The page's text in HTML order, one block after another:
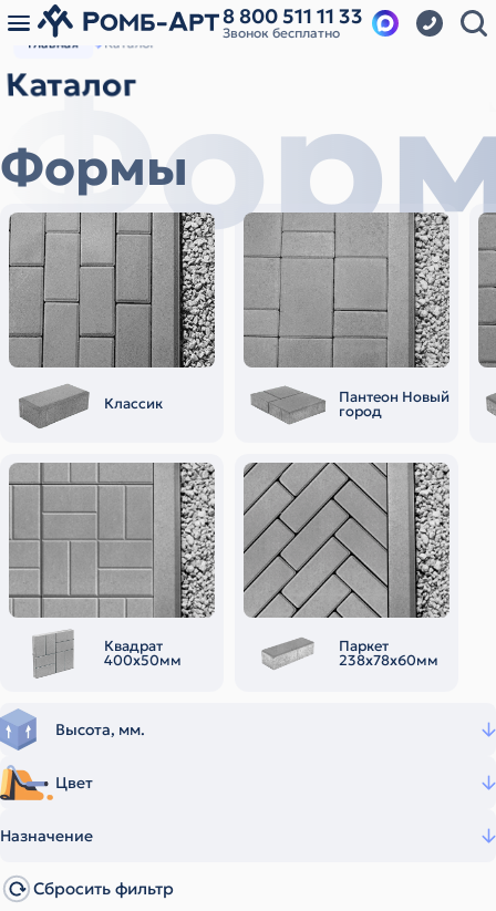
8 800 511 11 33
Звонок бесплатно
Главная Каталог
Каталог
Формы
Классик Пантеон Новый
город
Квадрат
400х50мм
Паркет
238х78х60мм
Высота, мм.
Цвет
Назначение
Сбросить фильтр